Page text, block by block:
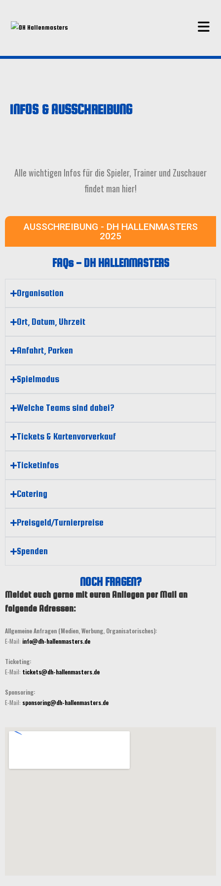
INFOS & AUSSCHREIBUNG
Alle wichtigen Infos für die Spieler, Trainer und Zuschauer
findet man hier!
AUSSCHREIBUNG - DH HALLENMASTERS
2025
FAQs - DH HALLENMASTERS
Organisation
Ort, Datum, Uhrzeit
Anfahrt, Parken
Spielmodus
Welche Teams sind dabei?
Tickets & Kartenvorverkauf
Ticketinfos
Catering
Preisgeld/Turnierpreise
Spenden
NOCH FRAGEN?
Meldet euch gerne mit euren Anliegen per Mail an
folgende Adressen:
Allgemeine Anfragen (Medien, Werbung, Organisatorisches):
E-Mail: info@dh-hallenmasters.de
Ticketing:
E-Mail: tickets@dh-hallenmasters.de
Sponsoring:
E-Mail: sponsoring@dh-hallenmasters.de